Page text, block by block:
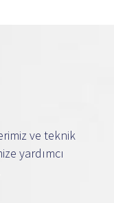
ve teknik
yardımcı